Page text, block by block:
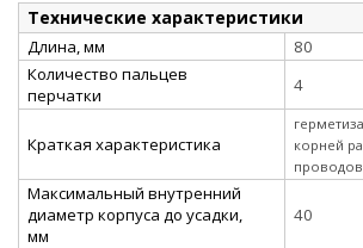
Технические характеристики
Длина, мм
80
Количество пальцев
перчатки
4
Краткая характеристика
корней
проводов
Максимальный внутренний
диаметр корпуса до усадки,
мм
40